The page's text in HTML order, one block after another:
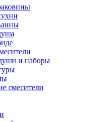
и наборы
смесители